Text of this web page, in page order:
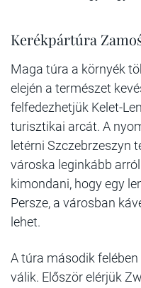
Kerékpártúra
Maga túra a környék
elején a természet
felfedezhetjük Kelet-
turisztikai arcát. A
letérni Szczebrzeszyn
városka leginkább
kimondani, hogy egy
Persze, a városban
lehet.
A túra második
válik. Először elérjük